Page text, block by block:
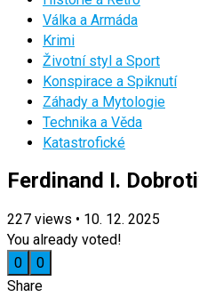
Válka a Armáda
Krimi
Životní styl a Sport
Konspirace a Spiknutí
Záhady a Mytologie
Technika a Věda
Katastrofické
Ferdinand I.
227 views • 10. 12. 2025
You already voted!
0
0
Share